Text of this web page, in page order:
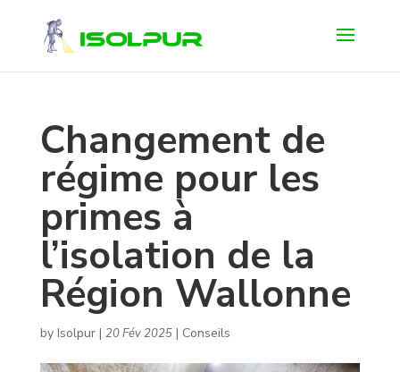
Changement de
régime pour les
primes à
l’isolation de la
Région Wallonne
by Isolpur| 20 Fév 2025| Conseils